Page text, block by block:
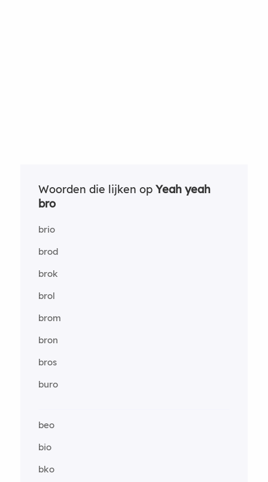
Woorden die lijken op Yeah yeah
bro
brio
brod
brok
brol
brom
bron
bros
buro
beo
bio
bko